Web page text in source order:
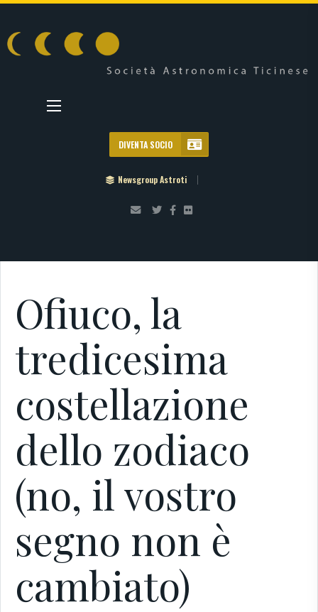
DIVENTA SOCIO
Newsgroup Astroti
Ofiuco, la
tredicesima
costellazione
dello zodiaco
(no, il vostro
segno non è
cambiato)